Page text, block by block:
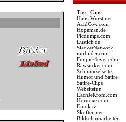
Tussi Clips
Hans-Wurst.net
AcidCow.com
Hopeman.de
Picdumps.com
Lustich.de
SlackerNetwork
nurbilder.com
Funpics4ever.com
Rawsucker.com
Schmunzelseite
Humor und Satire
Satire-Clips
Websitefun
LachJeKrom.com
Hornoxe.com
Emok.tv
Skoften.net
Bildschirmarbeiter